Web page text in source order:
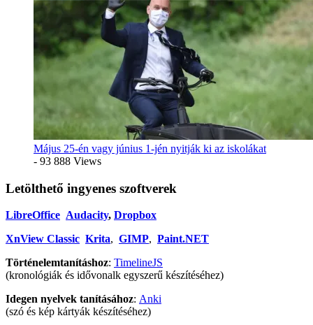
Május 25-én vagy június 1-jén nyitják ki az iskolákat
- 93 888 Views
Letölthető ingyenes szoftverek
LibreOffice Audacity, Dropbox
XnView Classic Krita, GIMP, Paint.NET
Történelemtanításhoz: TimelineJS
(kronológiák és idővonalk egyszerű készítéséhez)
Idegen nyelvek tanításához: Anki
(szó és kép kártyák készítéséhez)